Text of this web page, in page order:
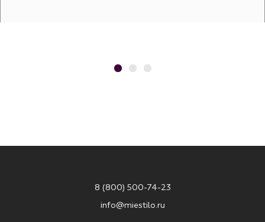
8 (800) 500-74-23
info@miestilo.ru